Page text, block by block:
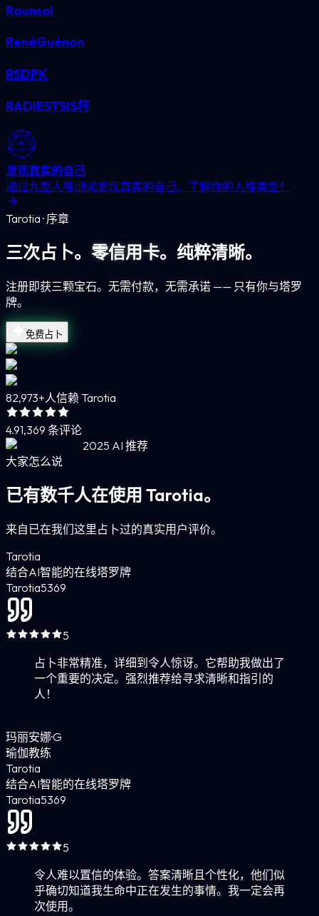
Raunsol
RenéGuénon
RSDPK
RADIESTSIS杆
发现真实的自己
通过九型人格测试发现真实的自己。了解你的人格类型！
Tarotia · 序章
三次占卜。 零信用卡。 纯粹清晰。
注册即获三颗宝石。无需付款，无需承诺 —— 只有你与塔罗
牌。
免费占卜
82,973+人信赖 Tarotia
4.91,369 条评论
2025 AI 推荐
大家怎么说
已有数千人在使用 Tarotia。
来自已在我们这里占卜过的真实用户评价。
Tarotia
结合AI智能的在线塔罗牌
Tarotia5369
5
占卜非常精准，详细到令人惊讶。它帮助我做出了
一个重要的决定。强烈推荐给寻求清晰和指引的
人！
玛丽安娜·G
瑜伽教练
Tarotia
结合AI智能的在线塔罗牌
Tarotia5369
5
令人难以置信的体验。答案清晰且个性化，他们似
乎确切知道我生命中正在发生的事情。我一定会再
次使用。